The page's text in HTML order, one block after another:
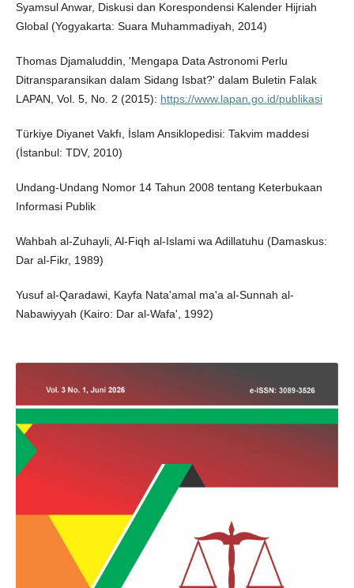
Syamsul Anwar, Diskusi dan Korespondensi Kalender Hijriah
Global (Yogyakarta: Suara Muhammadiyah, 2014)
Thomas Djamaluddin, 'Mengapa Data Astronomi Perlu
Ditransparansikan dalam Sidang Isbat?' dalam Buletin Falak
LAPAN, Vol. 5, No. 2 (2015): https://www.lapan.go.id/publikasi
Türkiye Diyanet Vakfı, İslam Ansiklopedisi: Takvim maddesi
(İstanbul: TDV, 2010)
Undang-Undang Nomor 14 Tahun 2008 tentang Keterbukaan
Informasi Publik
Wahbah al-Zuhayli, Al-Fiqh al-Islami wa Adillatuhu (Damaskus:
Dar al-Fikr, 1989)
Yusuf al-Qaradawi, Kayfa Nata'amal ma'a al-Sunnah al-
Nabawiyyah (Kairo: Dar al-Wafa', 1992)